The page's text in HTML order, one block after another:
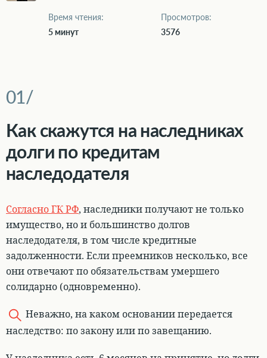
Время чтения:
5 минут
Просмотров:
3576
Как скажутся на наследниках
долги по кредитам
наследодателя
Согласно ГК РФ, наследники получают не только
имущество, но и большинство долгов
наследодателя, в том числе кредитные
задолженности. Если преемников несколько, все
они отвечают по обязательствам умершего
солидарно (одновременно).
Неважно, на каком основании передается
наследство: по закону или по завещанию.